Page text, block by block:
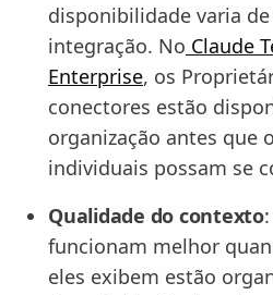
disponibilidade varia
integração. No Claude
Enterprise, os
conectores estão
organização antes que
individuais possam se
Qualidade do contexto
funcionam melhor
eles exibem estão